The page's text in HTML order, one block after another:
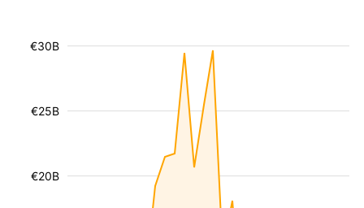
€20B
€25B
€30B